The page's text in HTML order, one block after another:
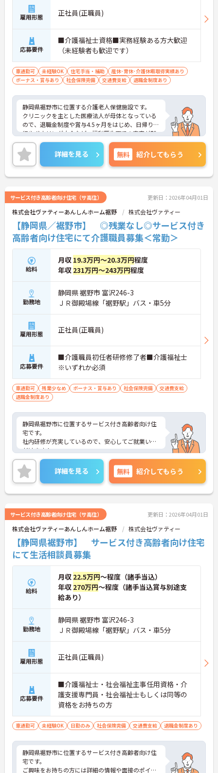
雇用形態 正社員(正職員)
応募要件
■介護福祉士資格■実務経験ある方大歓迎
（未経験者も歓迎です）
車通勤可 未経験OK 住宅手当・補助
産休･育休･介護休暇取得実績あり
ボーナス・賞与あり
社会保険完備 交通費支給 退職金制度あり
静岡県裾野市に位置する介護老人保健施設です。
クリニックを主とした医療法人が母体となっている
ので、退職金制度や賞与4.5ヶ月をはじめ、日帰り旅
行やボウリング大会など、福利厚生面での充実が魅
力のひとつとなっています。
興味のある方には、面接対策ポイントなど、さらに
詳細をお話いたしますのでお気軽にご相談くださ
い。
詳細を見る 無料 紹介してもらう
サービス付き高齢者向け住宅（サ高住） 更新日：2026年04月01日
株式会社ヴァティーあんしんホーム裾野 株式会社ヴァティー
【静岡県／裾野市】 ◎残業なし◎サービス付き
高齢者向け住宅にて介護職員募集＜常勤＞
給料
月収 19.3万円～20.3万円程度
年収 231万円～243万円程度
勤務地
静岡県 裾野市 富沢246-3
ＪＲ御殿場線「裾野駅」バス・車5分
雇用形態 正社員(正職員)
応募要件
■介護職員初任者研修修了者■介護福祉士
※いずれか必須
車通勤可 残業少なめ ボーナス・賞与あり 社会保険完備
交通費支給
退職金制度あり
静岡県裾野市に位置するサービス付き高齢者向け住
宅です。
社内研修が充実しているので、安心してご就業いた
だけます！
ご興味をお持ちの方には詳細の情報や面接のポイン
トをお伝えしますのでお気軽にお問い合わせくださ
いませ。
詳細を見る 無料 紹介してもらう
サービス付き高齢者向け住宅（サ高住） 更新日：2026年04月01日
株式会社ヴァティーあんしんホーム裾野 株式会社ヴァティー
【静岡県裾野市】 サービス付き高齢者向け住宅
にて生活相談員募集
給料
月収 22.5万円～程度（諸手当込）
年収 270万円～程度（諸手当込賞与別途支
給あり）
勤務地
静岡県 裾野市 富沢246-3
ＪＲ御殿場線「裾野駅」バス・車5分
雇用形態 正社員(正職員)
応募要件
■介護福祉士・社会福祉主事任用資格・介
護支援専門員・社会福祉士もしくは同等の
資格をお持ちの方
車通勤可 未経験OK 日勤のみ 社会保険完備 交通費支給 退職金制度あり
静岡県裾野市に位置するサービス付き高齢者向け住
宅です。
ご興味をお持ちの方には詳細の情報や面接のポイン